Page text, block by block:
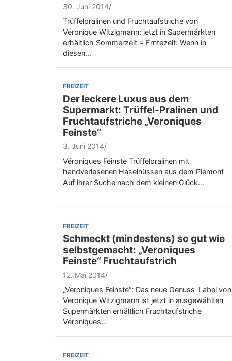
30. Juni 2014
Trüffelpralinen und Fruchtaufstriche von
Véronique Witzigmann: jetzt in Supermärkten
erhältlich Sommerzeit = Erntezeit: Wenn in
diesen…
FREIZEIT
Der leckere Luxus aus dem
Supermarkt: Trüffel-Pralinen und
Fruchtaufstriche „Veroniques
Feinste“
3. Juni 2014
Véroniques Feinste Trüffelpralinen mit
handverlesenen Haselnüssen aus dem Piemont
Auf ihrer Suche nach dem kleinen Glück…
FREIZEIT
Schmeckt (mindestens) so gut wie
selbstgemacht: „Veroniques
Feinste“ Fruchtaufstrich
12. Mai 2014
„Veroniques Feinste“: Das neue Genuss-Label von
Veronique Witzigmann ist jetzt in ausgewählten
Supermärkten erhältlich Fruchtaufstriche
Véroniques…
FREIZEIT